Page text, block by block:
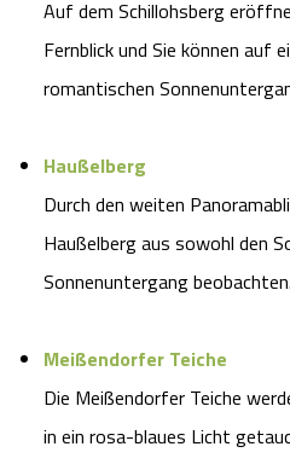
Auf dem Schillohsberg
Fernblick und Sie können auf
romantischen
Haußelberg
Durch den weiten
Haußelberg aus sowohl den
Sonnenuntergang beobachten.
Meißendorfer Teiche
Die Meißendorfer Teiche
in ein rosa-blaues Licht